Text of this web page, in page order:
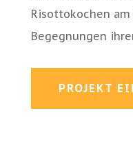
Risottokochen
Begegnungen
PROJEKT